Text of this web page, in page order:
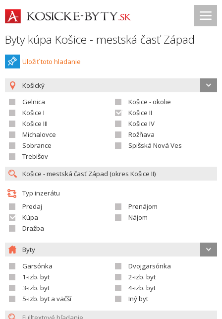
Byty kúpa Košice - mestská časť Západ
Uložiť toto hladanie
Košický
Gelnica
Košice - okolie
Košice I
Košice II
Košice III
Košice IV
Michalovce
Rožňava
Sobrance
Spišská Nová Ves
Trebišov
Typ inzerátu
Predaj
Prenájom
Kúpa
Nájom
Dražba
Byty
Garsónka
Dvojgarsónka
1-izb. byt
2-izb. byt
3-izb. byt
4-izb. byt
5-izb. byt a väčší
Iný byt